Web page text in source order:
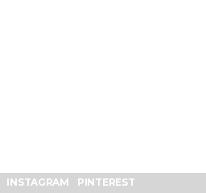
INSTAGRAM PINTEREST